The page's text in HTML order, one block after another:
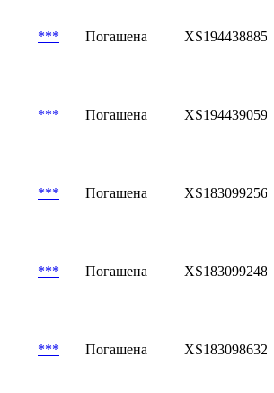
*** Погашена XS1944388856
*** Погашена XS1944390597
*** Погашена XS1830992563
*** Погашена XS1830992480
*** Погашена XS1830986326